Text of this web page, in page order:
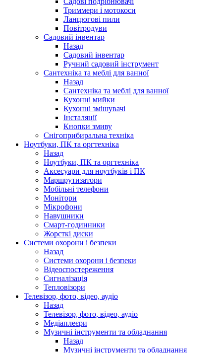
Триммери і мотокоси
Ланцюгові пили
Повітродуви
Садовий інвентар
Назад
Садовий інвентар
Ручний садовий інструмент
Сантехніка та меблі для ванної
Назад
Сантехніка та меблі для ванної
Кухонні мийки
Кухонні змішувачі
Інсталяції
Кнопки змиву
Снігоприбиральна техніка
Ноутбуки, ПК та оргтехніка
Назад
Ноутбуки, ПК та оргтехніка
Аксесуари для ноутбуків і ПК
Маршрутизатори
Мобільні телефони
Монітори
Мікрофони
Навушники
Смарт-годинники
Жорсткі диски
Системи охорони і безпеки
Назад
Системи охорони і безпеки
Відеоспостереження
Сигналізація
Тепловізори
Телевізор, фото, відео, аудіо
Назад
Телевізор, фото, відео, аудіо
Медіаплеєри
Музичні інструменти та обладнання
Назад
Музичні інструменти та обладнання